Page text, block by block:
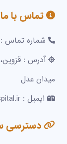
تماس با ما
شماره تماس : 33855-028
آدرس :
میدان عدل
ایمیل : info@mehreganhospital.ir
دسترسی